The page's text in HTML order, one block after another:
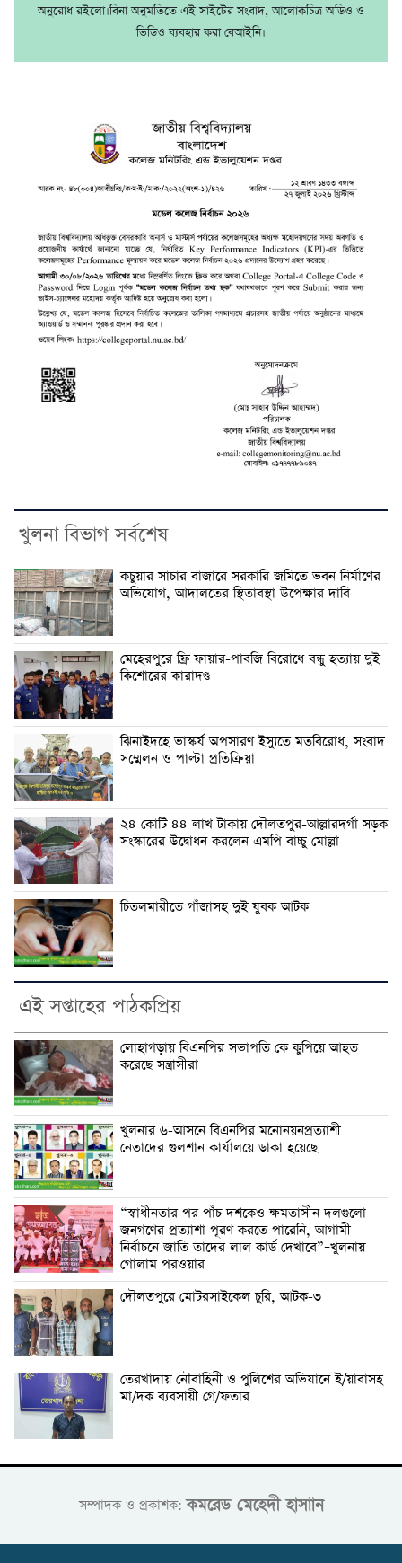
অনুরোধ রইলো।বিনা অনুমতিতে এই সাইটের সংবাদ, আলোকচিত্র অডিও ও
ভিডিও ব্যবহার করা বেআইনি।
খুলনা বিভাগ সর্বশেষ
কচুয়ার সাচার বাজারে সরকারি জমিতে ভবন নির্মাণের
অভিযোগ, আদালতের স্থিতাবস্থা উপেক্ষার দাবি
মেহেরপুরে ফ্রি ফায়ার-পাবজি বিরোধে বন্ধু হত্যায় দুই
কিশোরের কারাদণ্ড
ঝিনাইদহে ভাস্কর্য অপসারণ ইস্যুতে মতবিরোধ, সংবাদ
সম্মেলন ও পাল্টা প্রতিক্রিয়া
২৪ কোটি ৪৪ লাখ টাকায় দৌলতপুর-আল্লারদর্গা সড়ক
সংস্কারের উদ্বোধন করলেন এমপি বাচ্চু মোল্লা
চিতলমারীতে গাঁজাসহ দুই যুবক আটক
এই সপ্তাহের পাঠকপ্রিয়
লোহাগড়ায় বিএনপির সভাপতি কে কুপিয়ে আহত
করেছে সন্ত্রাসীরা
খুলনার ৬-আসনে বিএনপির মনোনয়নপ্রত্যাশী
নেতাদের গুলশান কার্যালয়ে ডাকা হয়েছে
“স্বাধীনতার পর পাঁচ দশকেও ক্ষমতাসীন দলগুলো
জনগণের প্রত্যাশা পূরণ করতে পারেনি, আগামী
নির্বাচনে জাতি তাদের লাল কার্ড দেখাবে”–খুলনায়
গোলাম পরওয়ার
দৌলতপুরে মোটরসাইকেল চুরি, আটক-৩
তেরখাদায় নৌবাহিনী ও পুলিশের অভিযানে ই/য়াবাসহ
মা/দক ব্যবসায়ী গ্রে/ফতার
সম্পাদক ও প্রকাশক:কমরেড মেহেদী হাসাান